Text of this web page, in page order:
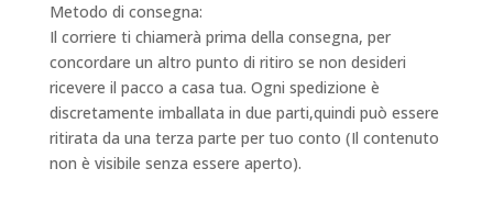
Metodo di consegna:
Il corriere ti chiamerà prima della consegna, per
concordare un altro punto di ritiro se non desideri
ricevere il pacco a casa tua. Ogni spedizione è
discretamente imballata in due parti,quindi può essere
ritirata da una terza parte per tuo conto (Il contenuto
non è visibile senza essere aperto).